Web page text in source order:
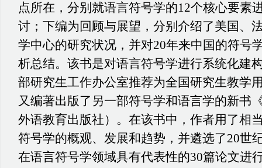
点所在，分别就语言符号学的12个核心要素
讨；下编为回顾与展望，分别介绍了美国、
学中心的研究状况，并对20年来中国的符号
析总结。该书是对语言符号学进行系统化建
部研究生工作办公室推荐为全国研究生教学
又编著出版了另一部符号学和语言学的新书
外语教育出版社）。在该书中，作者用了相
符号学的概观、发展和趋势，并遴选了20世
在语言符号学领域具有代表性的30篇论文进